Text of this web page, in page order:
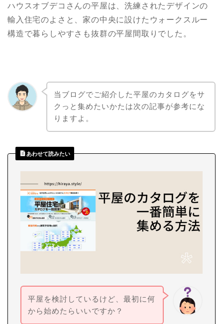
ハウスオブデコさんの平屋は、洗練されたデザインの
輸入住宅のよさと、家の中央に設けたウォークスルー
構造で暮らしやすさも抜群の平屋間取りでした。
当ブログでご紹介した平屋のカタログをサ
クっと集めたいかたは次の記事が参考にな
りますよ。
あわせて読みたい
平屋を検討しているけど、最初に何
から始めたらいいですか？